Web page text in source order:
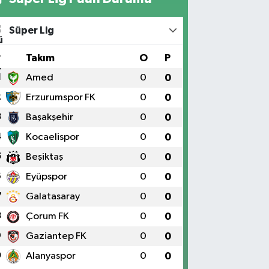
Süper Lig
Takım O P
Amed 0 0
Erzurumspor FK 0 0
Başakşehir 0 0
Kocaelispor 0 0
Beşiktaş 0 0
Eyüpspor 0 0
Galatasaray 0 0
Çorum FK 0 0
Gaziantep FK 0 0
Alanyaspor 0 0